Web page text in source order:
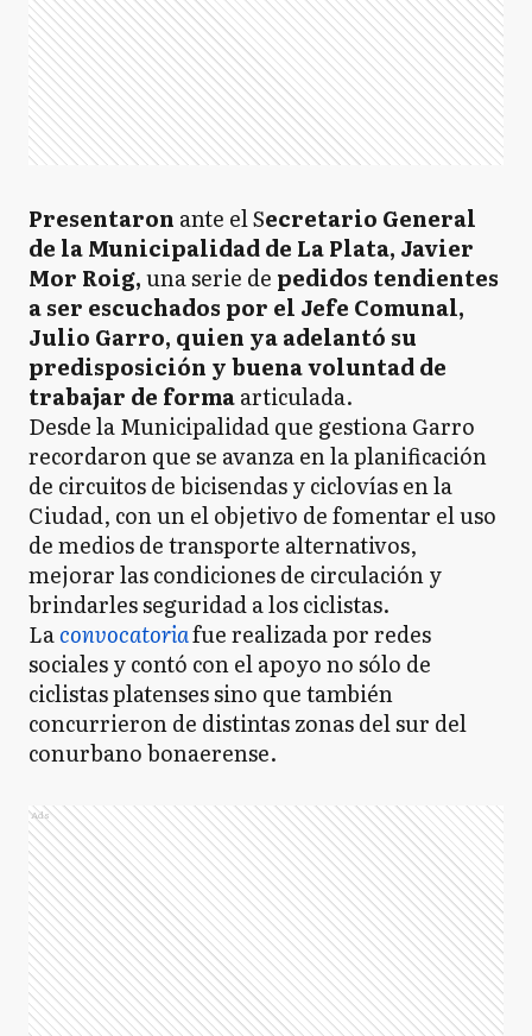
Presentaron ante el Secretario General
de la Municipalidad de La Plata, Javier
Mor Roig,una serie de pedidos tendientes
a ser escuchados por el Jefe Comunal,
Julio Garro, quien ya adelantó su
predisposición y buena voluntad de
trabajar de formaarticulada.
Desde la Municipalidad que gestiona Garro
recordaron que se avanza en la planificación
de circuitos de bicisendas y ciclovías en la
Ciudad, con un el objetivo de fomentar el uso
de medios de transporte alternativos,
mejorar las condiciones de circulación y
brindarles seguridad a los ciclistas.
Laconvocatoriafue realizada por redes
sociales y contó con el apoyo no sólo de
ciclistas platenses sino que también
concurrieron de distintas zonas del sur del
conurbano bonaerense.
Ads